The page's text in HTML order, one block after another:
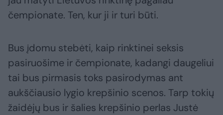
čempionate. Ten, kur ji ir turi būti.
Bus įdomu stebėti, kaip rinktinei seksis
pasiruošime ir čempionate, kadangi daugeliui
tai bus pirmasis toks pasirodymas ant
aukščiausio lygio krepšinio scenos. Tarp tokių
žaidėjų bus ir šalies krepšinio perlas Justė